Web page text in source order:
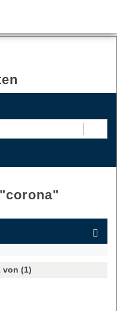
corona"
von (1)